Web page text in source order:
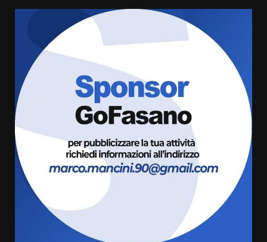
3
Serie D, l’Us Fasano non molla e
conferma di voler ricorrere per
ottenere l’iscrizione
8 Agosto 2026 19:55
La Banda Città di Fasano apre
ufficialmente la Festa di
Savelletri
8 Agosto 2026 11:00
Savelletri in festa, domani sera
grande spettacolo con Uccio De